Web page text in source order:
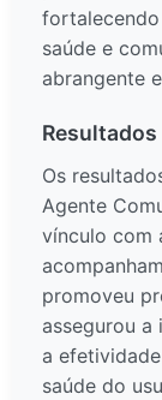
saúde e
abrangente
Resultados
Os
Agente
vínculo com
promoveu
assegurou
a
saúde do